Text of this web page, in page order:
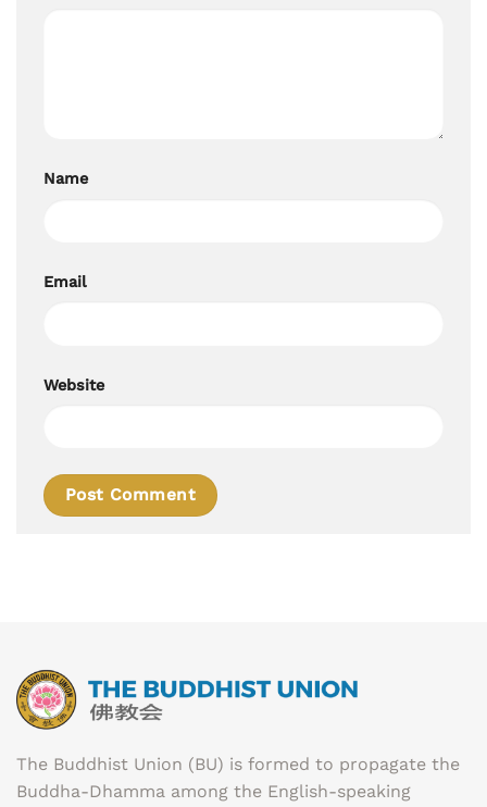
Name
Email
Website
The Buddhist Union (BU) is formed to propagate the
Buddha-Dhamma among the English-speaking